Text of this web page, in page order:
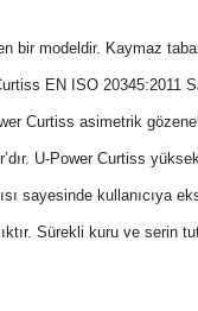
bir modeldir. Kaymaz
EN ISO
Curtiss asimetrik
U-Power Curtiss
sayesinde
Sürekli kuru ve serin